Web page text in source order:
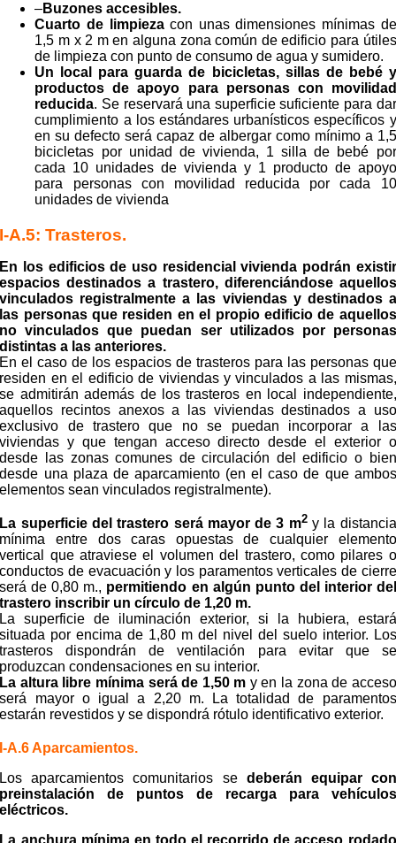
–Buzones accesibles.
Cuarto de limpiezacon unas dimensiones mínimas de
1,5 m x 2 m en alguna zona común de edificio para útiles
de limpieza con punto de consumo de agua y sumidero.
Un local para guarda de bicicletas, sillas de bebé y
productos de apoyo para personas con movilidad
reducida. Se reservará una superficie suficiente para dar
cumplimiento a los estándares urbanísticos específicos y
en su defecto será capaz de albergar como mínimo a 1,5
bicicletas por unidad de vivienda, 1 silla de bebé por
cada 10 unidades de vivienda y 1 producto de apoyo
para personas con movilidad reducida por cada 10
unidades de vivienda
I-A.5: Trasteros.
En los edificios de uso residencial vivienda podrán existir
espacios destinados a trastero, diferenciándose aquellos
vinculados registralmente a las viviendas y destinados a
las personas que residen en el propio edificio de aquellos
no vinculados que puedan ser utilizados por personas
distintas a las anteriores.
En el caso de los espacios de trasteros para las personas que
residen en el edificio de viviendas yvinculados a las mismas,
se admitirán además de los trasteros en local independiente,
aquellos recintos anexos a las viviendas destinados a uso
exclusivo de trastero que no se puedan incorporar a las
viviendasy que tengan acceso directo desde el exterior o
desde las zonas comunes de circulación del edificio o bien
desde una plaza de aparcamiento (en el caso de que ambos
elementos sean vinculados registralmente).
La superficie del trastero será mayor de 3 m2 y la distancia
mínima entre dos caras opuestas de cualquier elemento
vertical que atraviese el volumen del trastero, como pilares o
conductos de evacuación y los paramentos verticales de cierre
será de 0,80 m., permitiendo en algún punto del interior del
trastero inscribir un círculo de 1,20 m.
La superficie de iluminación exterior, si la hubiera, estará
situada por encima de 1,80 m del nivel del suelo interior. Los
trasteros dispondrán de ventilación para evitar que se
produzcan condensaciones en su interior.
La altura libre mínima será de 1,50 m y en la zona de acceso
será mayor o igual a 2,20 m. La totalidad de paramentos
estarán revestidos y se dispondrá rótulo identificativo exterior.
I-A.6 Aparcamientos.
Los aparcamientos comunitarios se deberán equipar con
preinstalación de puntos de recarga para vehículos
eléctricos.